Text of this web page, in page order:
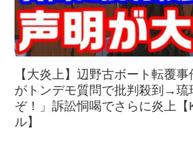
【大炎上】辺野古ボート転覆
がトンデモ質問で批判殺到→琉
ぞ！」訴訟恫喝でさらに炎上【
ル】